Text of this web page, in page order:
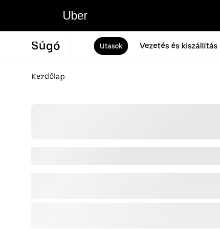
Uber
Súgó Utasok Vezetés és kiszállítás
Kezdőlap